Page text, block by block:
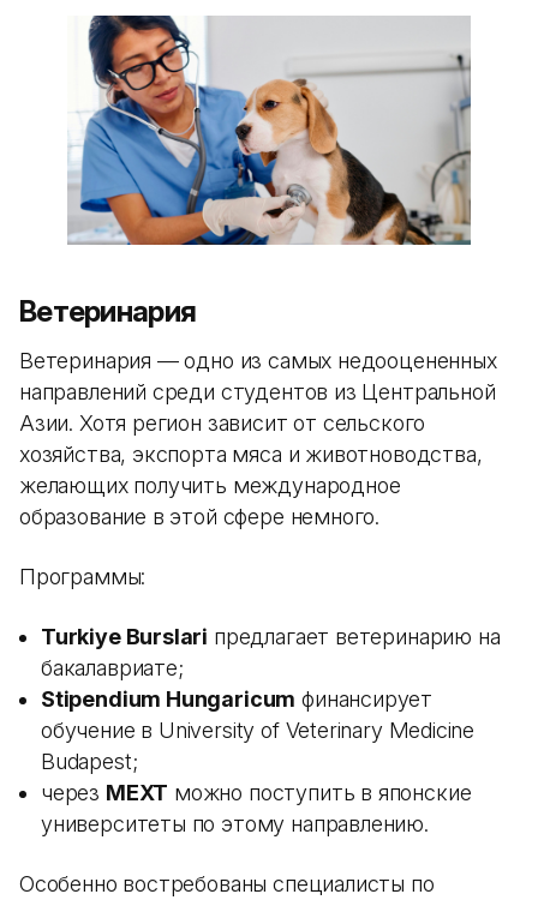
Ветеринария
Ветеринария — одно из самых недооцененных
направлений среди студентов из Центральной
Азии. Хотя регион зависит от сельского
хозяйства, экспорта мяса и животноводства,
желающих получить международное
образование в этой сфере немного.
Программы:
Turkiye Burslari предлагает ветеринарию на
бакалавриате;
Stipendium Hungaricum финансирует
обучение в University of Veterinary Medicine
Budapest;
через MEXT можно поступить в японские
университеты по этому направлению.
Особенно востребованы специалисты по